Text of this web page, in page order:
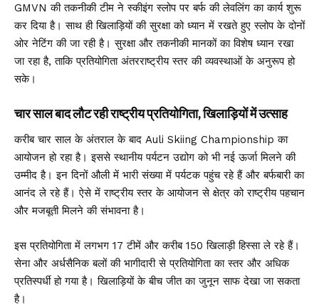
GMVN की तकनीकी टीम ने स्कीइंग स्लोप पर बर्फ की लेवलिंग का कार्य शुरू
कर दिया है। साथ ही खिलाड़ियों की सुरक्षा को ध्यान में रखते हुए स्लोप के दोनों
ओर नेटिंग की जा रही है। सुरक्षा और तकनीकी मानकों का विशेष ध्यान रखा
जा रहा है, ताकि प्रतियोगिता अंतरराष्ट्रीय स्तर की व्यवस्थाओं के अनुरूप हो
सके।
चार साल बाद लौट रही राष्ट्रीय प्रतियोगिता, खिलाड़ियों में उत्साह
करीब चार साल के अंतराल के बाद Auli Skiing Championship का
आयोजन हो रहा है। इससे स्थानीय पर्यटन उद्योग को भी नई ऊर्जा मिलने की
उम्मीद है। इन दिनों औली में भारी संख्या में पर्यटक पहुंच रहे हैं और बर्फबारी का
आनंद ले रहे हैं। ऐसे में राष्ट्रीय स्तर के आयोजन से क्षेत्र को राष्ट्रीय पहचान
और मजबूती मिलने की संभावना है।
इस प्रतियोगिता में लगभग 17 टीमें और करीब 150 खिलाड़ी हिस्सा ले रहे हैं।
सेना और अर्धसैनिक बलों की भागीदारी से प्रतियोगिता का स्तर और अधिक
प्रतिस्पर्धी हो गया है। खिलाड़ियों के बीच जीत का जुनून साफ देखा जा सकता
है।